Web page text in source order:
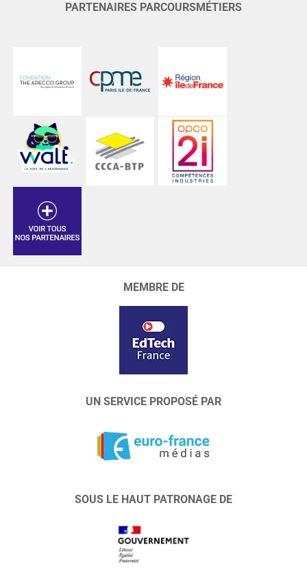
PARTENAIRES PARCOURSMÉTIERS
MEMBRE DE
UN SERVICE PROPOSÉ PAR
SOUS LE HAUT PATRONAGE DE